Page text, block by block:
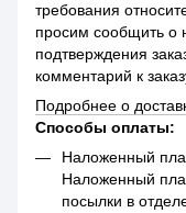
требования
просим сообщить о
подтверждения
комментарий к
Подробнее о
Способы оплаты:
Наложенный
Наложенный
посылки в